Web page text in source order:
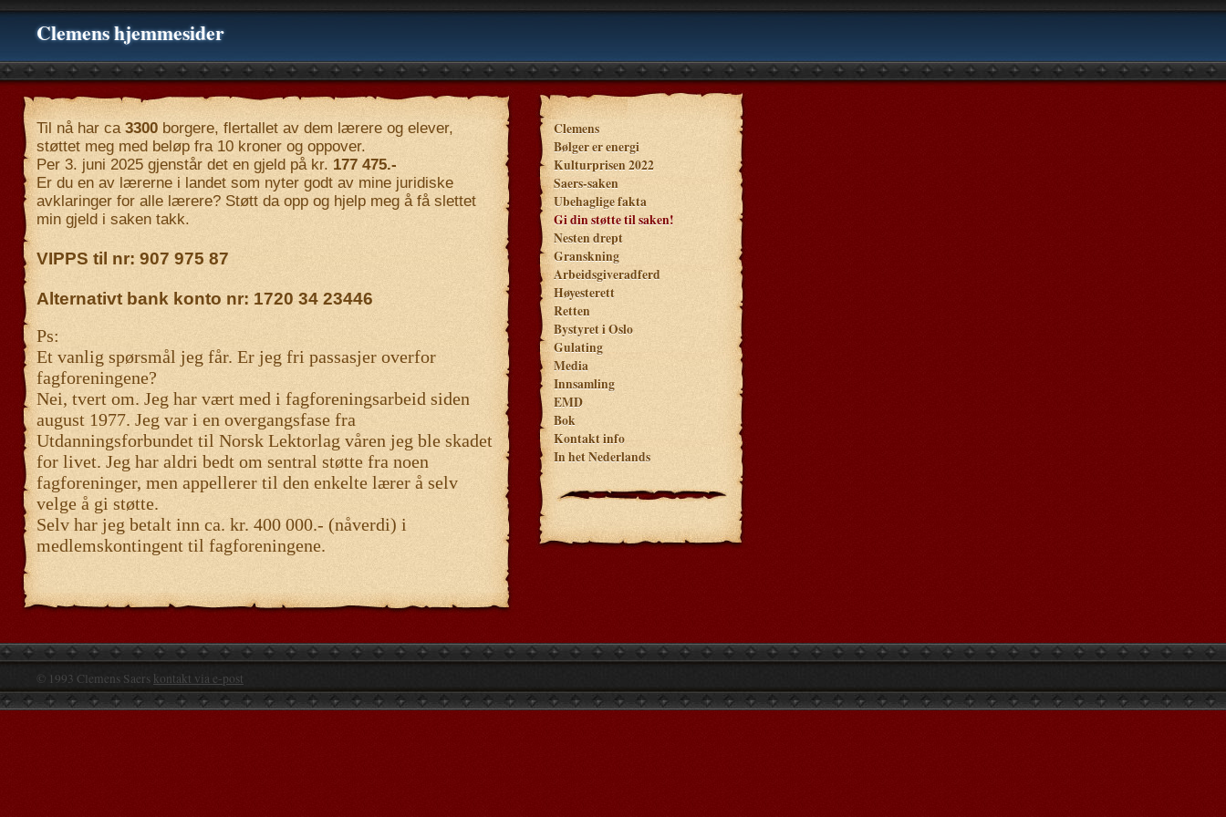
Clemens hjemmesider
Til nå har ca 3300 borgere, flertallet av dem lærere og elever,
støttet meg med beløp fra 10 kroner og oppover.
Per 3. juni 2025 gjenstår det en gjeld på kr. 177 475.-
Er du en av lærerne i landet som nyter godt av mine juridiske
avklaringer for alle lærere? Støtt da opp og hjelp meg å få slettet
min gjeld i saken takk.
VIPPS til nr: 907 975 87
Alternativt bank konto nr: 1720 34 23446
Ps:
Et vanlig spørsmål jeg får. Er jeg fri passasjer overfor
fagforeningene?
Nei, tvert om. Jeg har vært med i fagforeningsarbeid siden
august 1977. Jeg var i en overgangsfase fra
Utdanningsforbundet til Norsk Lektorlag våren jeg ble skadet
for livet. Jeg har aldri bedt om sentral støtte fra noen
fagforeninger, men appellerer til den enkelte lærer å selv
velge å gi støtte.
Selv har jeg betalt inn ca. kr. 400 000.- (nåverdi) i
medlemskontingent til fagforeningene.
Clemens
Bølger er energi
Kulturprisen 2022
Saers-saken
Ubehaglige fakta
Gi din støtte til saken!
Nesten drept
Granskning
Arbeidsgiveradferd
Høyesterett
Retten
Bystyret i Oslo
Gulating
Media
Innsamling
EMD
Bok
Kontakt info
In het Nederlands
© 1993 Clemens Saers kontakt via e-post